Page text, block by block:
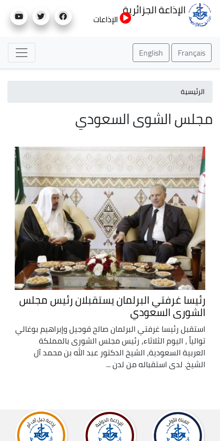
إلى
الإذاعة الجزائرية
الإذاعات
Français
English
الرئيسية
مجلس الشوى السعودي
رئيسا غرفتي البرلمان يستقبلان رئيس مجلس
الشورى السعودي
استقبل رئيسا غرفتي البرلمان صالح قوجيل وإبراهيم بوغالي
توالياً ، اليوم الثلاثاء، رئيس مجلس الشورى بالمملكة
العربية السعودية، الشيخ الدكتور عبد الله بن محمد آل
الشيخ. لدى استقباله من لدن ...